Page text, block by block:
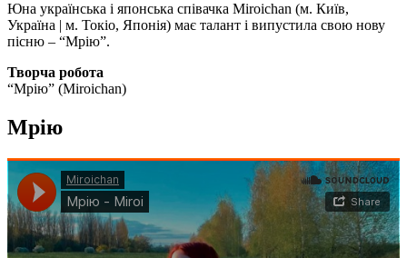
Юна українська і японська співачка Miroichan (м. Київ,
Україна | м. Токіо, Японія) має талант і випустила свою нову
пісню – “Мрію”.
Творча робота
“Мрію” (Miroichan)
Мрію